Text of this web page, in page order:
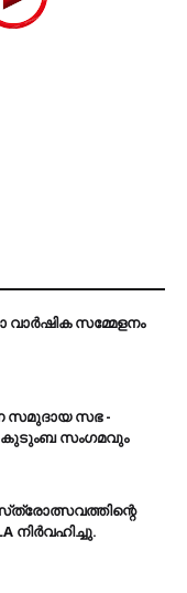
വാര്‍ഷിക സമ്മേളനം
സമുദായ സഭ -
സംഗമവും
നിര്‍വഹിച്ചു.